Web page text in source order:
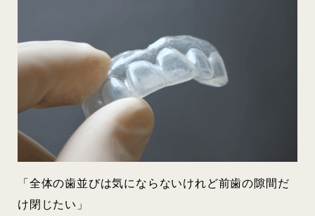
「全体の歯並びは気にならないけれど前歯の隙間だ
け閉じたい」